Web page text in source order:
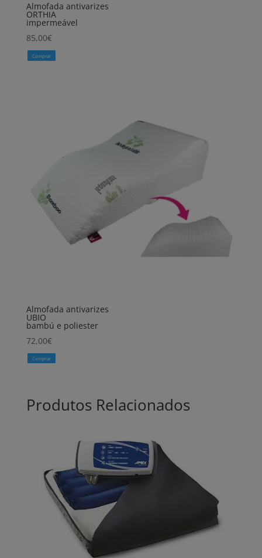
Almofada antivarizes
ORTHIA
impermeável
85,00€
Comprar
Almofada antivarizes
UBIO
bambú e poliester
72,00€
Comprar
Produtos Relacionados